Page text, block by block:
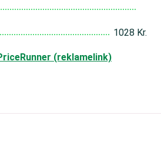
1028 Kr.
(reklamelink)